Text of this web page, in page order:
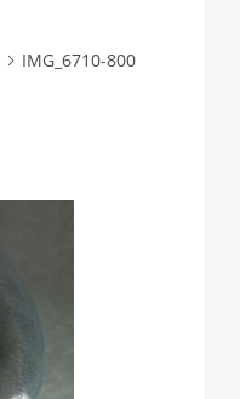
IMG_6710-800